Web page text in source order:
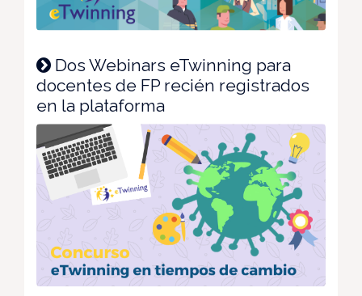
Dos Webinars eTwinning para
docentes de FP recién registrados
en la plataforma